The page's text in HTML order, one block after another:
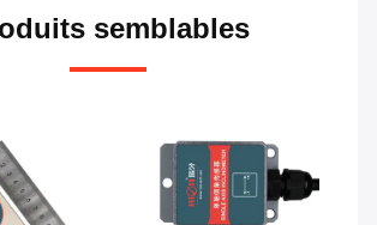
semblables